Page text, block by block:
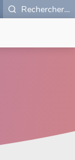
Rechercher…